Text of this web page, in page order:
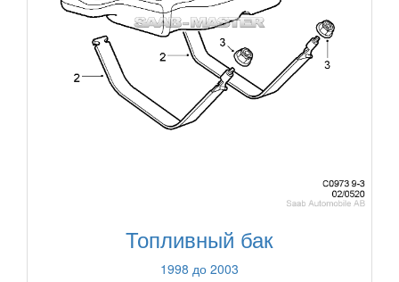
Топливный бак
1998 до 2003